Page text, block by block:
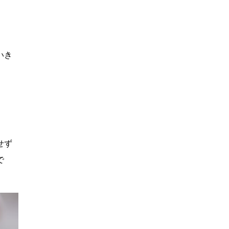
き
ず